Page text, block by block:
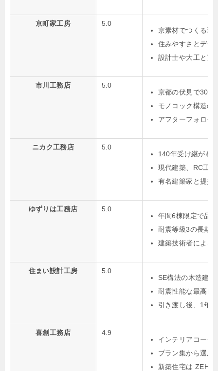
京町家工房
5.0
京素材でつくる現
住みやすさとデザ
設計士や大工と直
市川工務店
5.0
京都の伏見で30年
モノコック構造の
アフターフォロー
ニカク工務店
5.0
140年受け継がれ
現代建築、RC工
有名建築家と提携
ゆずりは工務店
5.0
年間6棟限定で品
耐震等級3の長期
建築技術者による
住まい設計工房
5.0
SE構法の木造建
耐震性能な最高レ
引き渡し後、1年
喜創工務店
4.9
インテリアコーデ
プラン集から選ぶ
新築住宅は ZEH